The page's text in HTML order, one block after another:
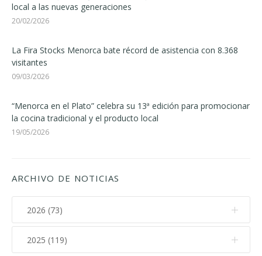
local a las nuevas generaciones
20/02/2026
La Fira Stocks Menorca bate récord de asistencia con 8.368
visitantes
09/03/2026
“Menorca en el Plato” celebra su 13ª edición para promocionar
la cocina tradicional y el producto local
19/05/2026
ARCHIVO DE NOTICIAS
2026 (73)
Agosto (2)
2025 (119)